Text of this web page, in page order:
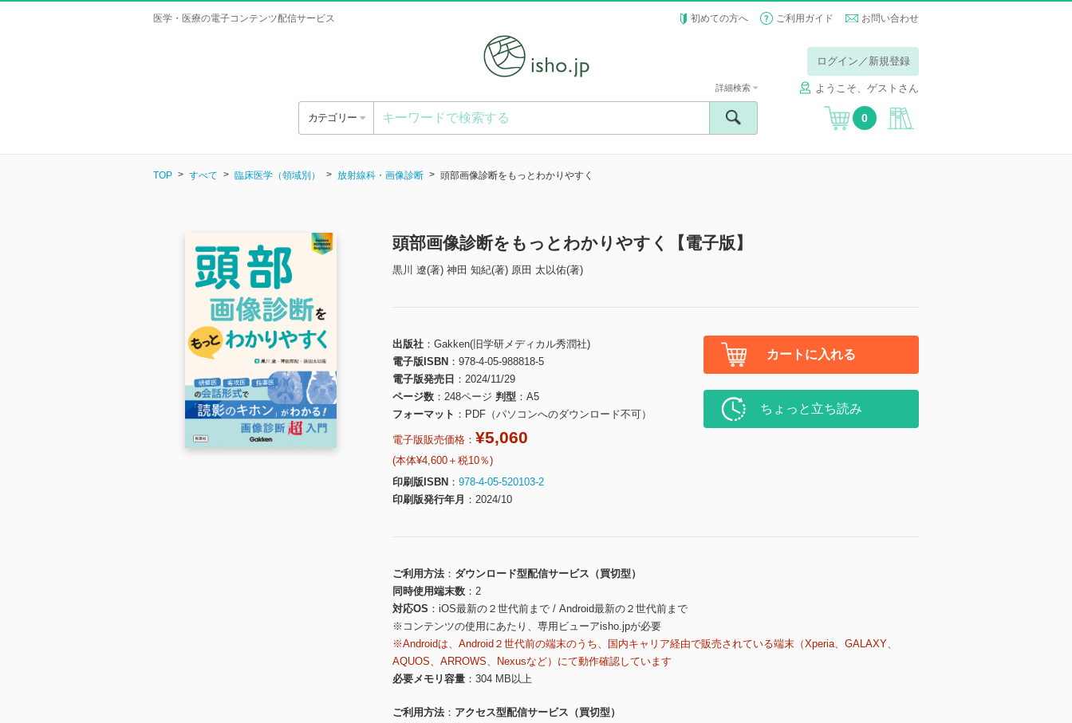
医学・医療の電子コンテンツ配信サービス 初めての方へ ご利用ガイド お問い合わせ
ログイン／新規登録
ようこそ、ゲストさん
カテゴリー
詳細検索
0
TOP すべて 臨床医学（領域別） 放射線科・画像診断 頭部画像診断をもっとわかりやすく
頭部画像診断をもっとわかりやすく【電子版】
黒川 遼(著) 神田 知紀(著) 原田 太以佑(著)
出版社
Gakken(旧学研メディカル秀潤社)
電子版ISBN
978-4-05-988818-5
電子版発売日
2024/11/29
ページ数
248ページ 判型
A5
フォーマット
PDF（パソコンへのダウンロード不可）
電子版販売価格： ¥5,060
(本体¥4,600＋税10％)
印刷版ISBN
978-4-05-520103-2
印刷版発行年月
2024/10
カートに入れる
ちょっと立ち読み
ご利用方法
ダウンロード型配信サービス（買切型）
同時使用端末数
2
対応OS
iOS最新の２世代前まで / Android最新の２世代前まで
※コンテンツの使用にあたり、専用ビューアisho.jpが必要
※Androidは、Android２世代前の端末のうち、国内キャリア経由で販売されている端末（Xperia、GALAXY、
AQUOS、ARROWS、Nexusなど）にて動作確認しています
必要メモリ容量
304 MB以上
ご利用方法
アクセス型配信サービス（買切型）